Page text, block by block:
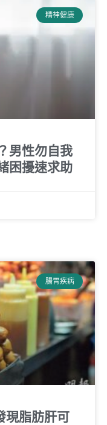
精神健康
男性勿自我
困擾速求助
腸胃疾病
現脂肪肝可